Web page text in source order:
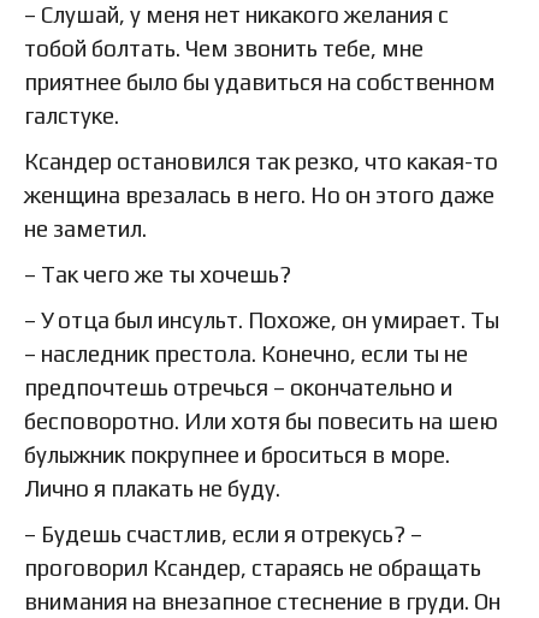
– Слушай, у меня нет никакого желания с
тобой болтать. Чем звонить тебе, мне
приятнее было бы удавиться на собственном
галстуке.
Ксандер остановился так резко, что какая-то
женщина врезалась в него. Но он этого даже
не заметил.
– Так чего же ты хочешь?
– У отца был инсульт. Похоже, он умирает. Ты
– наследник престола. Конечно, если ты не
предпочтешь отречься – окончательно и
бесповоротно. Или хотя бы повесить на шею
булыжник покрупнее и броситься в море.
Лично я плакать не буду.
– Будешь счастлив, если я отрекусь? –
проговорил Ксандер, стараясь не обращать
внимания на внезапное стеснение в груди. Он